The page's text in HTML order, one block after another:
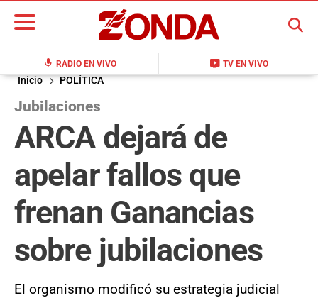
mic RADIO EN VIVO live_tv TV EN VIVO
BUSCAR
Inicio POLÍTICA
Jubilaciones
ARCA dejará de
apelar fallos que
frenan Ganancias
sobre jubilaciones
El organismo modificó su estrategia judicial